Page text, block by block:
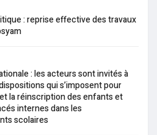
: reprise effective des travaux
: les acteurs sont invités à
qui s’imposent pour
la réinscription des enfants et
internes dans les
scolaires